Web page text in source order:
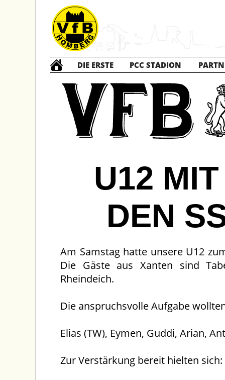
DIE ERSTE PCC STADION
U12
DEN
Am Samstag hatte unsere U12
Die Gäste aus Xanten sind
Rheindeich.
Die anspruchsvolle Aufgabe
Elias (TW), Eymen, Guddi, Arian,
Zur Verstärkung bereit hielten sich: